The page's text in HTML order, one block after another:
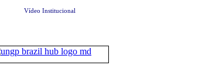
Vídeo Institucional